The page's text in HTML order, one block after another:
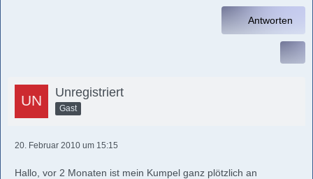
Antworten
Unregistriert
Gast
20. Februar 2010 um 15:15
Hallo, vor 2 Monaten ist mein Kumpel ganz plötzlich an